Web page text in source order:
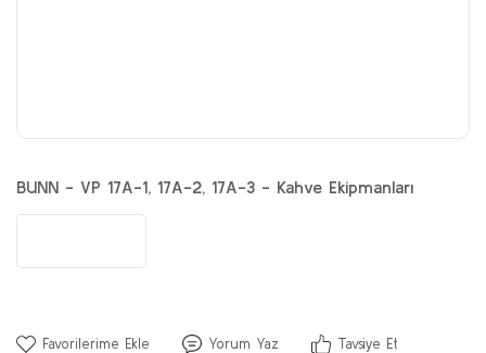
BUNN - VP 17A-1, 17A-2, 17A-3 - Kahve Ekipmanları
Yorum Yaz Tavsiye Et